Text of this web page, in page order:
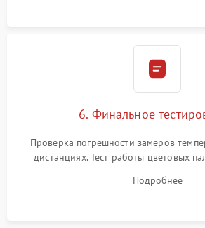
6. Финальное
Проверка погрешности замеров
дистанциях. Тест работы цветовых
термограмм в память и передачи
автономности работы и итоговый
Подробнее